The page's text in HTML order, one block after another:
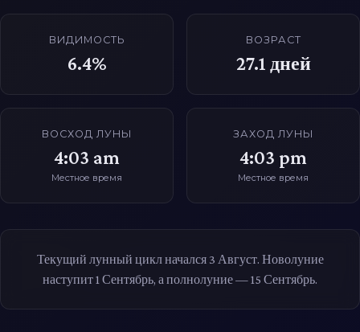
ВИДИМОСТЬ
6.4%
ВОЗРАСТ
27.1 дней
ВОСХОД ЛУНЫ
4:03 am
Местное время
ЗАХОД ЛУНЫ
4:03 pm
Местное время
Текущий лунный цикл начался 3 Август. Новолуние
наступит 1 Сентябрь, а полнолуние — 15 Сентябрь.